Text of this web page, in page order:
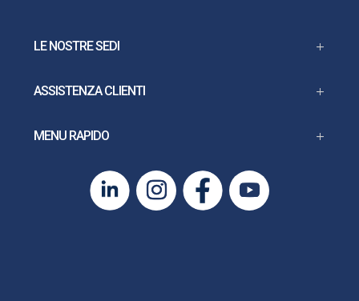
LE NOSTRE SEDI
ASSISTENZA CLIENTI
MENU RAPIDO